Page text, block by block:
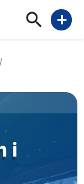
add
/
i